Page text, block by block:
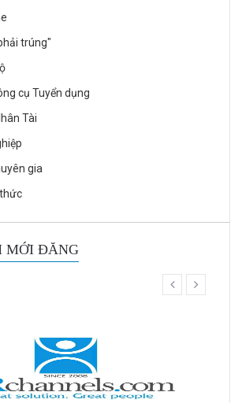
trúng"
cụ Tuyển dụng
Tài
gia
MỚI ĐĂNG
prev